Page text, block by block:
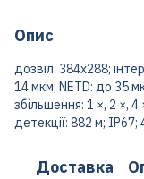
Опис
дозвіл: 384х288;
14 мкм; NETD: до 35
збільшення: 1 ×, 2 ×, 4
детекції: 882 м; IP67;
Доставка